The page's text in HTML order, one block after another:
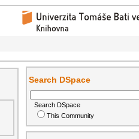
Search DSpace
Search DSpace
This Community